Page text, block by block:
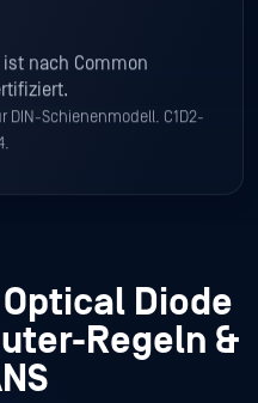
ist nach Common
DIN-Schienenmodell. C1D2-
Diode
Regeln &